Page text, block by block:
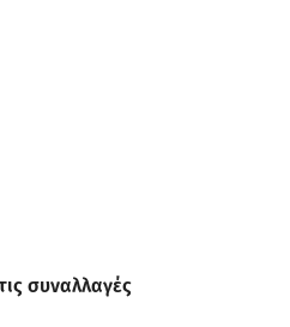
συναλλαγές